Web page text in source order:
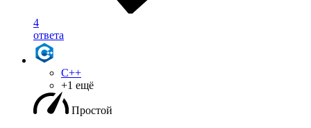
4
ответа
C++
+1 ещё
Простой